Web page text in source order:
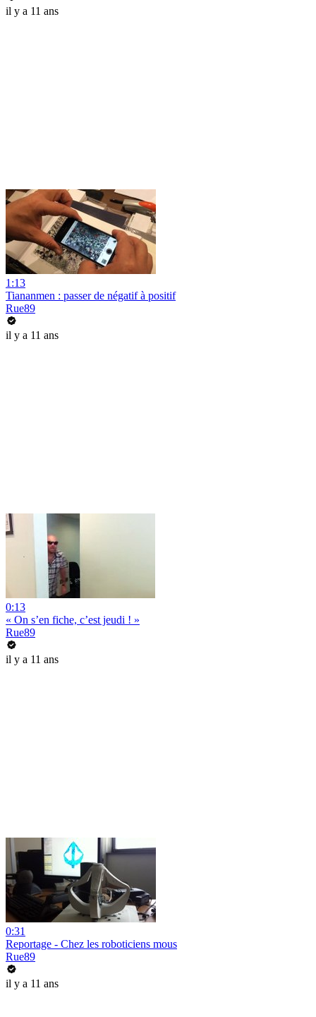
il y a 11 ans
1:13
Tiananmen : passer de négatif à positif
Rue89
il y a 11 ans
0:13
« On s’en fiche, c’est jeudi ! »
Rue89
il y a 11 ans
0:31
Reportage - Chez les roboticiens mous
Rue89
il y a 11 ans